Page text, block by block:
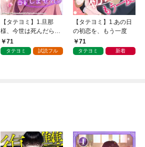
【タテヨミ】1.旦那
様、今世は死んだら許
しません
71
タテヨミ 試読フル
【タテヨミ】1.あの日
の初恋を、もう一度
71
タテヨミ 新着